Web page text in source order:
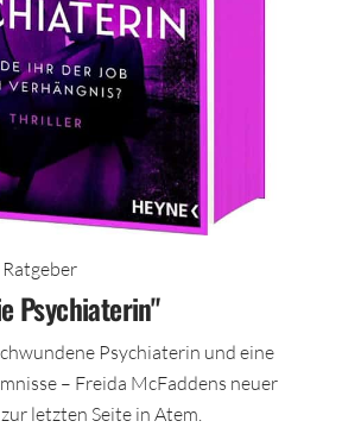
Psychiaterin"
Psychiaterin und eine
– Freida McFaddens neuer
letzten Seite in Atem.